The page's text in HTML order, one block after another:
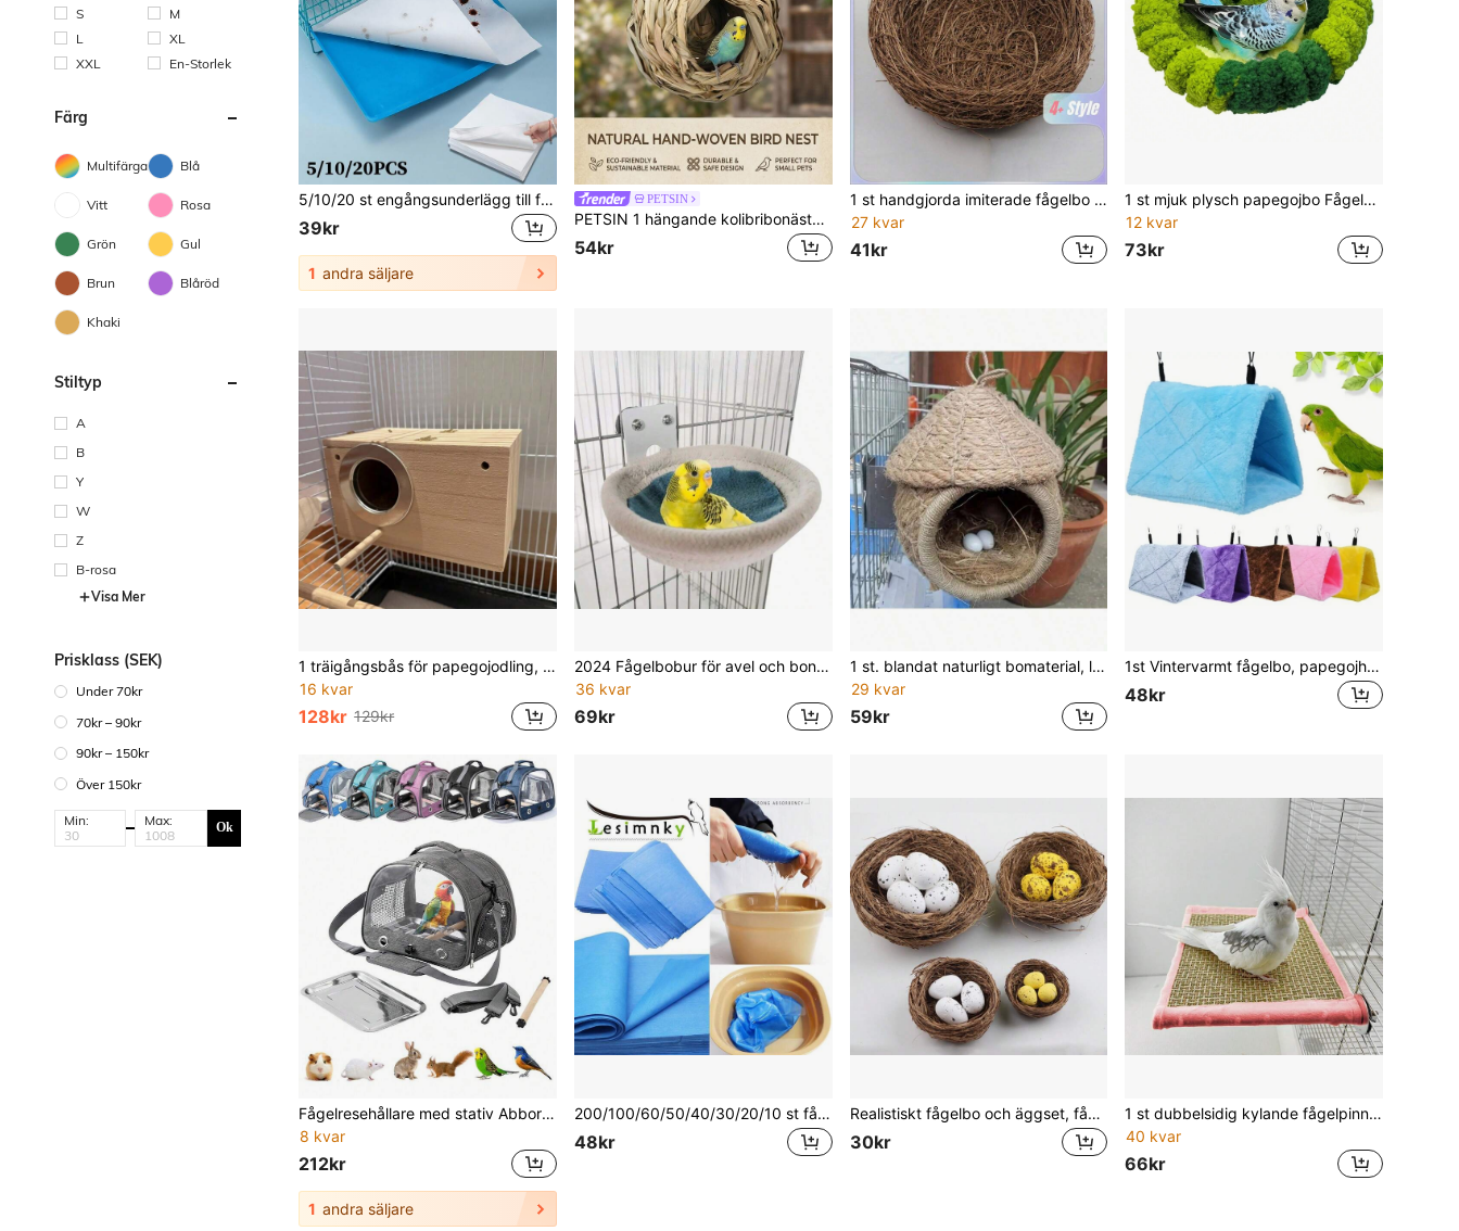
S
M
L
XL
XXL
En-Storlek
Färg
Multifärgad Blå
Vitt Rosa
Grön Gul
Brun Blåröd
Khaki
Stiltyp
A
B
Y
W
Z
B-rosa
Visa Mer
Prisklass (SEK)
Under 70kr
70kr – 90kr
90kr – 150kr
Över 150kr
Min: Max: Ok
5/10/20 st engångsunderlägg till fågelbur, absorberande underlägg i non-woven-tyg för botten av papegojbur, förtjockade rengöringsplattor för fågelspillning
39kr
1 andra säljare
PETSIN
PETSIN 1 hängande kolibribonäste, handvävt fågelhus, sfäriskt fågelskydd för utomhusbruk, lämpligt för trädgårdar, terrasser och gräsmattor
54kr
1 st handgjorda imiterade fågelbo Trädgårdsdekoration, tjockt vävt brunt gräs fågelbo för husdjursfåglar eller papegojor
27 kvar
41kr
1 st mjuk plysch papegojbo Fågelbur övervintringsdyna, tjock & varm, skogsgrön
12 kvar
73kr
1 träigångsbås för papegojodling, kläckningsbo, vertikalt fågelbo, isolerad boplåda, fågelodlingsbur, lämplig för nyckelhackor och parfåglar, tillbehör till fågelbur, husdjurstillbehör, transparent tittfönster, kan användas för olika fåglar och parfåglar
16 kvar
128kr 129kr
2024 Fågelbobur för avel och boning, lämplig för kanariefåglar, turturduvor, små papegojor, parakiter, dropshipping stöds
36 kvar
69kr
1 st. blandat naturligt bomaterial, lämplig för fågelbon, bounderlag för fågelbobyggande och skydd, fågelbounderlag av hibiskus.
29 kvar
59kr
1st Vintervarmt fågelbo, papegojhushängmatta, fågelbur, plyschfågelgömställe, lämplig för hamstrar, papegojor, kakaduor, parakiter, kärleksfåglar, kakatier
48kr
Fågelresehållare med stativ Abborre, Andningsbar fågelhållare Papegojhållare för vandring, fågelmamma
8 kvar
212kr
1 andra säljare
200/100/60/50/40/30/20/10 st fågelbursmattor, vattentäta och läckagesäkra brickfoder, stora bottenpapper för papegojebur, förtjockade absorberande mattor, lämpliga för avfallsmattor till reptilbur/hamster/ödla/orm, hygien- och rengöringstillbehör för husdjur, steriliserade och redo att användas
48kr
Realistiskt fågelbo och äggset, fågelbo, litet fågelbo, påskägg, påsktillbehör, mjuka dekorationstillbehör, vaktelägg, fågelägg, färgade skumägg, gör-det-själv-kransdekor, prickiga duvägg, realistiska duvägg, handvävt fågelbo för trädgårdsdekor, miniatyrlandskapsdekor, fågelholk för utomhusbruk
30kr
1 st dubbelsidig kylande fågelpinne och papegojhängmatta, naturlig sommarmatta i rotting & bubblig mjuk plusch, monterbar burplatta, mjuk sovplatta och hoppplattform för undulat, nymfparakit, undulat och små undulater, burtillbehör
40 kvar
66kr